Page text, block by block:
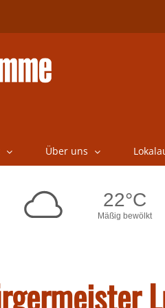
Über uns